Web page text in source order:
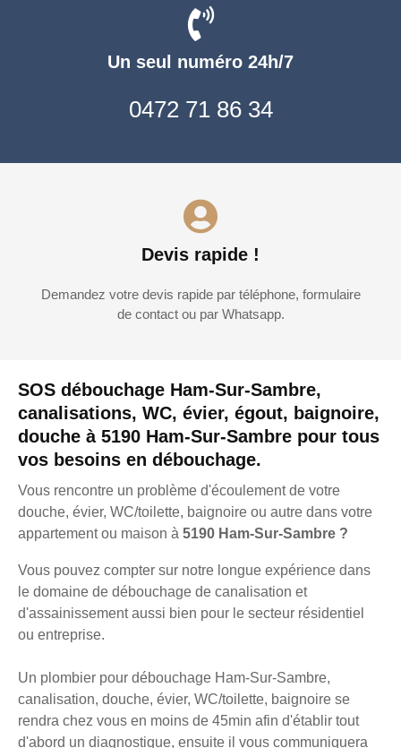
SOS débouchage Ham-Sur-Sambre,
canalisations, WC, évier, égout, baignoire,
douche à 5190 Ham-Sur-Sambre pour tous
vos besoins en débouchage.
Vous rencontre un problème d'écoulement de votre
douche, évier, WC/toilette, baignoire ou autre dans votre
appartement ou maison à 5190 Ham-Sur-Sambre ?
Vous pouvez compter sur notre longue expérience dans
le domaine de débouchage de canalisation et
d'assainissement aussi bien pour le secteur résidentiel
ou entreprise.
Un plombier pour débouchage Ham-Sur-Sambre,
canalisation, douche, évier, WC/toilette, baignoire se
rendra chez vous en moins de 45min afin d'établir tout
d'abord un diagnostique, ensuite il vous communiquera
Un seul numéro 24h/7
0472 71 86 34
Devis rapide !
Demandez votre devis rapide par téléphone, formulaire
de contact ou par Whatsapp.